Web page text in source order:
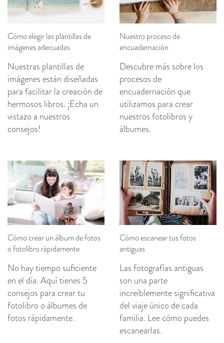
Cómo elegir las plantillas de
imágenes adecuadas
Nuestras plantillas de
imágenes están diseñadas
para facilitar la creación de
hermosos libros. ¡Echa un
vistazo a nuestros
consejos!
Nuestro proceso de
encuadernación
Descubre más sobre los
procesos de
encuadernación que
utilizamos para crear
nuestros fotolibros y
álbumes.
Cómo crear un álbum de fotos
o fotolibro rápidamente
No hay tiempo suficiente
en el día. Aquí tienes 5
consejos para crear tu
fotolibro o álbumes de
fotos rápidamente.
Cómo escanear tus fotos
antiguas
Las fotografías antiguas
son una parte
increíblemente significativa
del viaje único de cada
familia. Lee cómo puedes
escanearlas.